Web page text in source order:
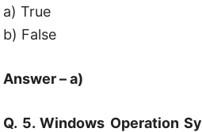
a) True
b) False
Answer – a)
Q. 5. Windows Operation